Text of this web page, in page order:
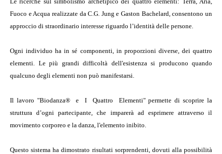
Fuoco e Acqua realizzate da C.G. Jung e Gaston Bachelard, consentono un
approccio di straordinario interesse riguardo l’identità delle persone.
Ogni individuo ha in sé componenti, in proporzioni diverse, dei quattro
elementi. Le più grandi difficoltà dell'esistenza si producono quando
qualcuno degli elementi non può manifestarsi.
Il lavoro "Biodanza® e I Quattro Elementi" permette di scoprire la
struttura d’ogni partecipante, che imparerà ad esprimere attraverso il
movimento corporeo e la danza, l'elemento inibito.
Questo sistema ha dimostrato risultati sorprendenti, dovuti alla possibilità